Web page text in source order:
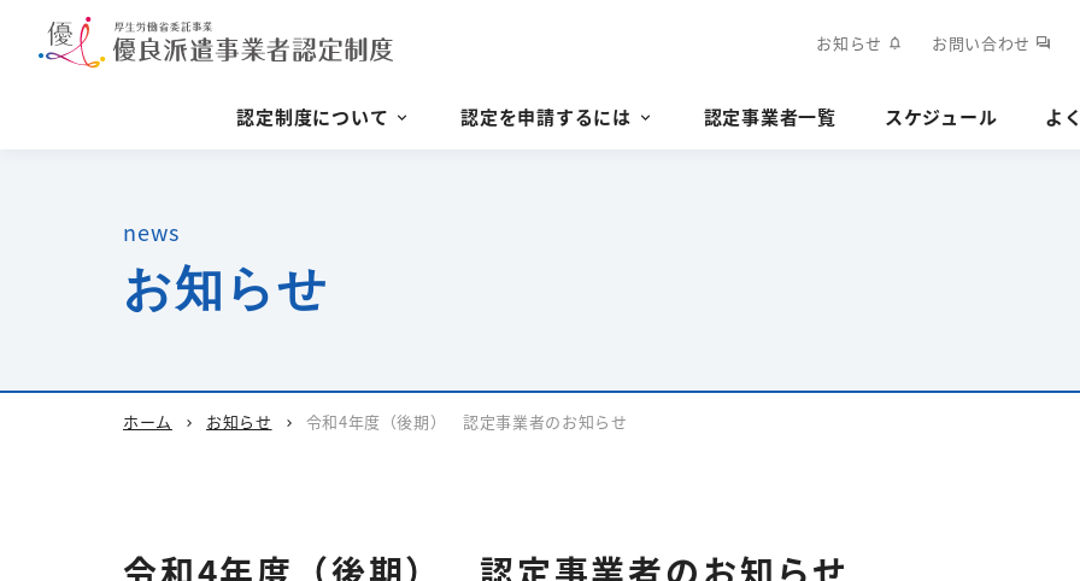
お知らせ notifications お問い合わせ forum
認定制度について 認定を申請するには 認定事業者一覧 スケジュール よ
news
お知らせ
ホーム chevron_right お知らせ chevron_right 令和4年度（後期） 認定事業者のお知らせ